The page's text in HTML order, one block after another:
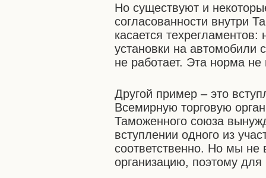
Но существуют и
согласованности внутри
касается
установки на
не работает. Эта норма
Другой пример – это
Всемирную торговую
Таможенного союза
вступлении одного из
соответственно. Но мы
организацию, поэтому